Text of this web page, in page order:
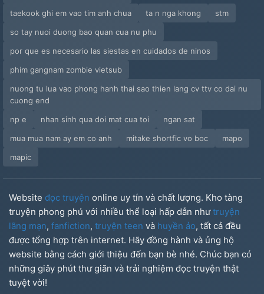
taekook ghi em vao tim anh chua
ta n nga khong
stm
so tay nuoi duong bao quan cua nu phu
por que es necesario las siestas en cuidados de ninos
phim gangnam zombie vietsub
nuong tu lua vao phong hanh thai sao thien lang cv ttv co dai nu
cuong end
np e
nhan sinh qua doi mat cua toi
ngan sat
mua mua nam ay em co anh
mitake shortfic vo boc
mapo
mapic
Website đọc truyện online uy tín và chất lượng. Kho tàng
truyện phong phú với nhiều thể loại hấp dẫn nhưtruyện
lãng mạn, fanfiction, truyện teen và huyền ảo, tất cả đều
được tổng hợp trên internet. Hãy đồng hành và ủng hộ
website bằng cách giới thiệu đến bạn bè nhé. Chúc bạn có
những giây phút thư giãn và trải nghiệm đọc truyện thật
tuyệt vời!